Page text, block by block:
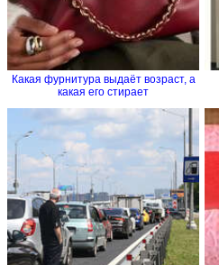
Какая фурнитура выдаёт возраст, а
какая его стирает